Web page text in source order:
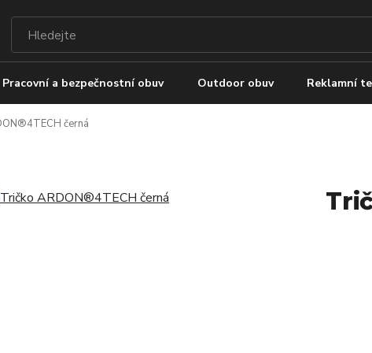
Pracovní a bezpečnostní obuv Outdoor obuv Reklamní
černá